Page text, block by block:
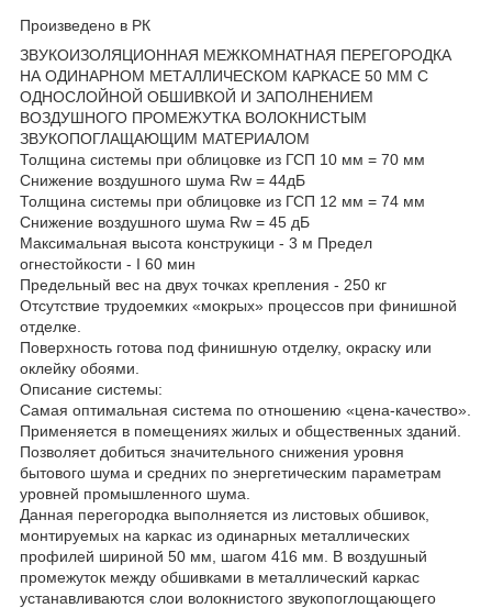
Произведено в РК
ЗВУКОИЗОЛЯЦИОННАЯ МЕЖКОМНАТНАЯ ПЕРЕГОРОДКА
НА ОДИНАРНОМ МЕТАЛЛИЧЕСКОМ КАРКАСЕ 50 ММ С
ОДНОСЛОЙНОЙ ОБШИВКОЙ И ЗАПОЛНЕНИЕМ
ВОЗДУШНОГО ПРОМЕЖУТКА ВОЛОКНИСТЫМ
ЗВУКОПОГЛАЩАЮЩИМ МАТЕРИАЛОМ
Толщина системы при облицовке из ГСП 10 мм = 70 мм
Снижение воздушного шума Rw = 44дБ
Толщина системы при облицовке из ГСП 12 мм = 74 мм
Снижение воздушного шума Rw = 45 дБ
Максимальная высота конструкици - 3 м Предел
огнестойкости - I 60 мин
Предельный вес на двух точках крепления - 250 кг
Отсутствие трудоемких «мокрых» процессов при финишной
отделке.
Поверхность готова под финишную отделку, окраску или
оклейку обоями.
Описание системы:
Самая оптимальная система по отношению «цена-качество».
Применяется в помещениях жилых и общественных зданий.
Позволяет добиться значительного снижения уровня
бытового шума и средних по энергетическим параметрам
уровней промышленного шума.
Данная перегородка выполняется из листовых обшивок,
монтируемых на каркас из одинарных металлических
профилей шириной 50 мм, шагом 416 мм. В воздушный
промежуток между обшивками в металлический каркас
устанавливаются слои волокнистого звукопоглощающего